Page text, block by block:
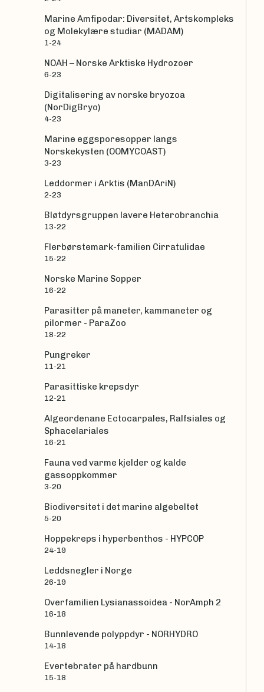
Marine Amfipodar: Diversitet, Artskompleks
og Molekylære studiar (MADAM)
1-24
NOAH – Norske Arktiske Hydrozoer
6-23
Digitalisering av norske bryozoa
(NorDigBryo)
4-23
Marine eggsporesopper langs
Norskekysten (OOMYCOAST)
3-23
Leddormer i Arktis (ManDAriN)
2-23
Bløtdyrsgruppen lavere Heterobranchia
13-22
Flerbørstemark-familien Cirratulidae
15-22
Norske Marine Sopper
16-22
Parasitter på maneter, kammaneter og
pilormer - ParaZoo
18-22
Pungreker
11-21
Parasittiske krepsdyr
12-21
Algeordenane Ectocarpales, Ralfsiales og
Sphacelariales
16-21
Fauna ved varme kjelder og kalde
gassoppkommer
3-20
Biodiversitet i det marine algebeltet
5-20
Hoppekreps i hyperbenthos - HYPCOP
24-19
Leddsnegler i Norge
26-19
Overfamilien Lysianassoidea - NorAmph 2
16-18
Bunnlevende polyppdyr - NORHYDRO
14-18
Evertebrater på hardbunn
15-18